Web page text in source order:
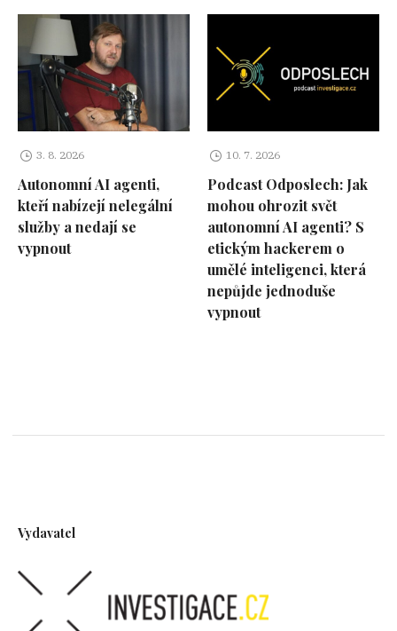
3. 8. 2026
Autonomní AI agenti,
kteří nabízejí nelegální
služby a nedají se
vypnout
10. 7. 2026
Podcast Odposlech: Jak
mohou ohrozit svět
autonomní AI agenti? S
etickým hackerem o
umělé inteligenci, která
nepůjde jednoduše
vypnout
Vydavatel